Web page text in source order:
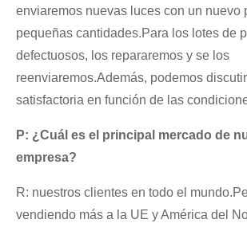
enviaremos nuevas luces con un nuevo
pequeñas cantidades.Para los lotes de
defectuosos, los repararemos y se los
reenviaremos.Además, podemos
satisfactoria en función de las
P: ¿Cuál es el principal mercado de
empresa?
R: nuestros clientes en todo el
vendiendo más a la UE y América del